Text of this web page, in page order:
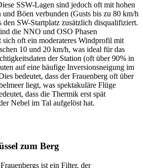
SSW-Lagen sind jedoch oft mit hohen
Böen verbunden (Gusts bis zu 80 km/h
SW-Startplatz zusätzlich disqualifiziert.
die NNO und OSO Phasen
sich oft ein moderateres Windprofil mit
10 und 20 km/h, was ideal für das
der Station (oft über 90% in
auf eine häufige Inversionsneigung im
bedeutet, dass der Frauenberg oft über
liegt, was spektakuläre Flüge
dass die Thermik erst spät
Nebel im Tal aufgelöst hat.
zum Berg
ist ein Filter, der